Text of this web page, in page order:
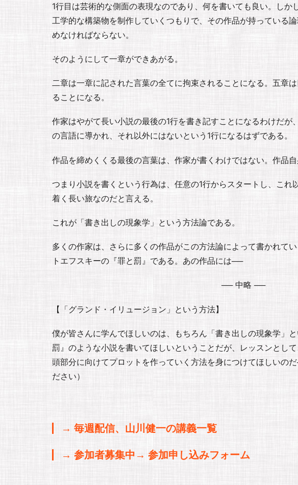
1行目は芸術的な側面の表現なのであり、何を書いても良い。しか
工学的な構築物を制作していくつもりで、その作品が持っている
めなければならない。
そのようにして一章ができあがる。
二章は一章に記された言葉の全てに拘束されることになる。五章
ることになる。
作家はやがて長い小説の最後の1行を書き記すことになるわけだが
の言語に導かれ、それ以外にはないという1行になるはずである。
作品を締めくくる最後の言葉は、作家が書くわけではない。作品自
つまり小説を書くという行為は、任意の1行からスタートし、これ
着く長い旅なのだと言える。
これが「書き出しの現象学」という方法論である。
多くの作家は、さらに多くの作品がこの方法論によって書かれて
トエフスキーの『罪と罰』である。あの作品には──
── 中略 ──
【「グランド・イリュージョン」という方法】
僕が皆さんに学んでほしいのは、もちろん「書き出しの現象学」
罰』のような小説を書いてほしいということだが、レッスンとし
頭部分に向けてプロットを作っていく方法を身につけてほしいの
ださい）
→ 毎週配信、山川健一の講義一覧
→ 参加者募集中→ 参加申し込みフォーム